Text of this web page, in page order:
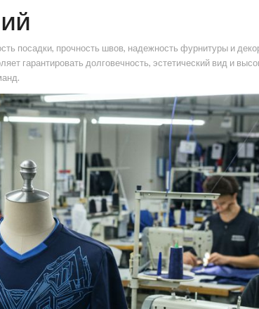
посадки, прочность швов, надежность фурнитуры и
гарантировать долговечность, эстетический вид и